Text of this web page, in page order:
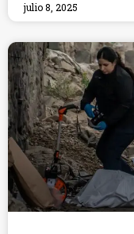
julio 8, 2025